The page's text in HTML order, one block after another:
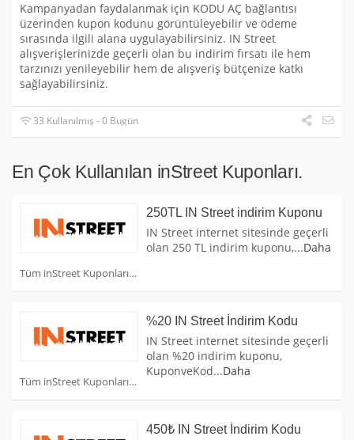
Kampanyadan faydalanmak için KODU AÇ bağlantısı
üzerinden kupon kodunu görüntüleyebilir ve ödeme
sırasında ilgili alana uygulayabilirsiniz. IN Street
alışverişlerinizde geçerli olan bu indirim fırsatı ile hem
tarzınızı yenileyebilir hem de alışveriş bütçenize katkı
sağlayabilirsiniz.
33 Kullanılmış - 0 Bugün
En Çok Kullanılan inStreet Kuponları.
Tüm inStreet Kuponları
250TL IN Street indirim Kuponu
IN Street internet sitesinde geçerli
olan 250 TL indirim kuponu,...Daha
Tüm inStreet Kuponları
%20 IN Street İndirim Kodu
IN Street internet sitesinde geçerli
olan %20 indirim kuponu,
KuponveKod...Daha
450₺ IN Street İndirim Kodu